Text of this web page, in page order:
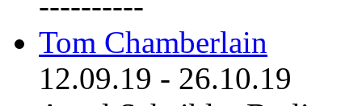
Tom Chamberlain
12.09.19 - 26.10.19